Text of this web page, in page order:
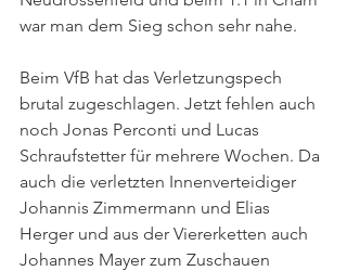
war man dem Sieg schon sehr nahe.
Beim VfB hat das Verletzungspech
brutal zugeschlagen. Jetzt fehlen auch
noch Jonas Perconti und Lucas
Schraufstetter für mehrere Wochen. Da
auch die verletzten Innenverteidiger
Johannis Zimmermann und Elias
Herger und aus der Viererketten auch
Johannes Mayer zum Zuschauen